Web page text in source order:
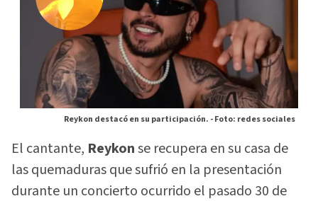
Reykon destacó en su participación. -Foto: redes sociales
El cantante, Reykonse recupera en su casa de
las quemaduras que sufrió en la presentación
durante un concierto ocurrido el pasado 30 de